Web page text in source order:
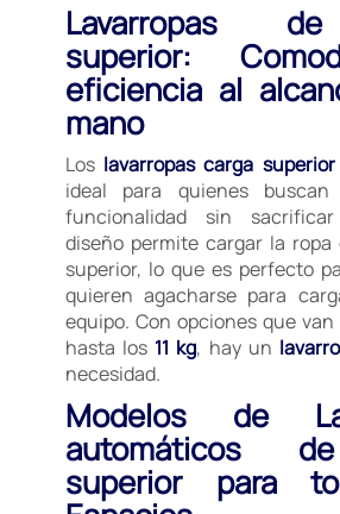
Lavarropas
superior:
eficiencia al
mano
Los lavarropas carga superior
ideal para quienes buscan
funcionalidad sin
diseño permite cargar la ropa
superior, lo que es perfecto
quieren agacharse para
equipo. Con opciones que van
hasta los 11 kg, hay un
necesidad.
Modelos de
automáticos
superior para